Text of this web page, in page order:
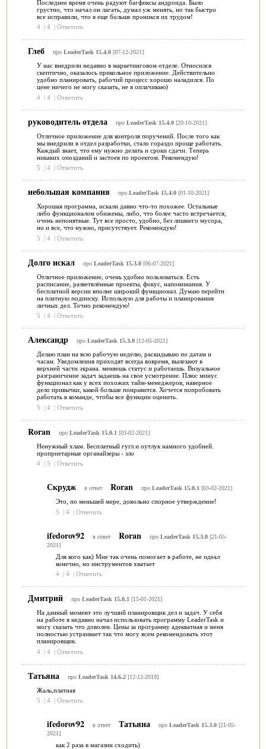
Последнее время очень радуют багфиксы андроида. Было
грустно, что начал он лагать, думал уж менять, но так быстро
все исправили, что я еще больше проникся их трудом!
4 | 4 | Ответить
Глеб про LeaderTask 15.4.0[07-12-2021]
У нас внедрили недавно в маркетинговом отделе. Относился
скептично, оказалось прикольное приложение. Действительно
удобно планировать, рабочий процесс хорошо наладился. По
цене ничего не могу сказать, не я оплачиваю)
4 | 4 | Ответить
руководитель отдела про LeaderTask 15.4.0[20-10-2021]
Отличное приложение для контроля поручений. После того как
мы внедрили в отдел разработки, стало гораздо проще работать.
Каждый знает, что ему нужно делать и сроки сдачи. Теперь
никаких опозданий и застоев по проектом. Рекомендую!
5
| 4 | Ответить
небольшая компания про LeaderTask 15.4.0[01-10-2021]
Хорошая программа, искали давно что-то похожее. Остальные
либо функционалом обижены, либо, что более часто встречается,
очень непонятные. Тут все просто, удобно, без лишнего мусора,
но и все, что нужно, присутствует. Рекомендую!
5
| 4 | Ответить
Долго искал про LeaderTask 15.3.0[06-07-2021]
Отличное приложение, очень удобно пользоваться. Есть
расписание, разветвлённые проекты, фокус, напоминания. У
бесплатной версии вполне широкий функционал. Думаю перейти
на платную подписку. Использую для работы и планирования
личных дел. Точно рекомендую!
5
| 4 | Ответить
Александр про LeaderTask 15.3.0[12-05-2021]
Делаю план на всю рабочую неделю, раскидываю по датам и
часам. Уведомления приходят всегда вовремя, вылезают в
верхней части экрана. меняешь статус и работаешь. Визуальное
разграничение задач задаешь на свое усмотрение. Плюс минус
функционал как у всех похожих тайм-менеджеров, наверное
дело привычки, какой больше понравится. Хочется попробовать
работать в команде, чтобы все функции оценить.
5
| 4 | Ответить
Roran про LeaderTask 15.0.1 [03-02-2021]
Ненужный хлам. Бесплатный гугл и оутлук намного удобней.
проприетарные органайзеры - зло
4 | 5 | Ответить
Скрудж в ответ Roran про LeaderTask 15.0.1 [03-02-2021]
Это, по меньшей мере, довольно спорное утверждение!
5
| 4 | Ответить
ifedorov92 в ответ Roran про LeaderTask 15.3.0[21-05-
2021]
Для кого как) Мне так очень помогает в работе, не идеал
конечно, но инструментов хватает
4 | 4 | Ответить
Дмитрий про LeaderTask 15.0.1 [15-01-2021]
На данный момент это лучший планировщик дел и задач. У себя
на работе я недавно начал использовать программу LeaderTask и
могу сказать что доволен. Цены за программу адекватная и меня
полностью устраивает так что могу всем рекомендовать этот
планировщик.
4 | 4 | Ответить
Татьяна про LeaderTask 14.6.2[12-12-2019]
Жаль,платная
5
| 4 | Ответить
ifedorov92 в ответ Татьяна про LeaderTask 15.3.0[21-05-
2021]
как 2 раза в магазин сходить)